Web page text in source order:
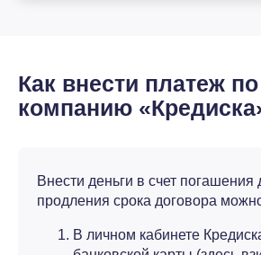
Как внести платеж
компанию
Внести деньги в счет погашения
продления срока договора
В личном кабинете